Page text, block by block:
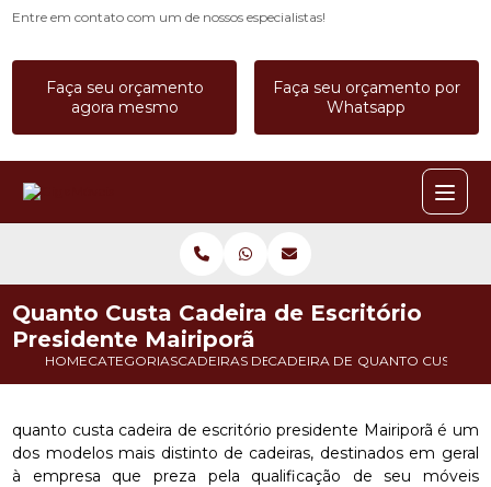
Entre em contato com um de nossos especialistas!
Faça seu orçamento
agora mesmo
Faça seu orçamento por
Whatsapp
HOMECATEGORIASCADEIRAS DE ESCRITORIOCADEIRA DE ESCRITORIO
QUANTO CUSTA
Quanto Custa Cadeira de Escritório
Presidente Mairiporã
quanto custa cadeira de escritório presidente Mairiporã é um
dos modelos mais distinto de cadeiras, destinados em geral
à empresa que preza pela qualificação de seu móveis